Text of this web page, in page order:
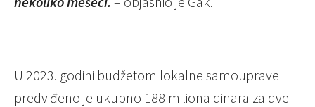
U 2023. godini budžetom lokalne samouprave
predviđeno je ukupno 188 miliona dinara za dve